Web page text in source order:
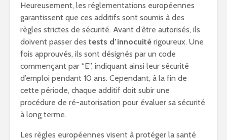
Heureusement, les réglementations européennes
garantissent que ces additifs sont soumis à des
règles strictes de sécurité. Avant d’être autorisés, ils
doivent passer des tests d’innocuité rigoureux. Une
fois approuvés, ils sont désignés par un code
commençant par “E”, indiquant ainsi leur sécurité
d’emploi pendant 10 ans. Cependant, à la fin de
cette période, chaque additif doit subir une
procédure de ré-autorisation pour évaluer sa sécurité
à long terme.
Les règles européennes visent à protéger la santé